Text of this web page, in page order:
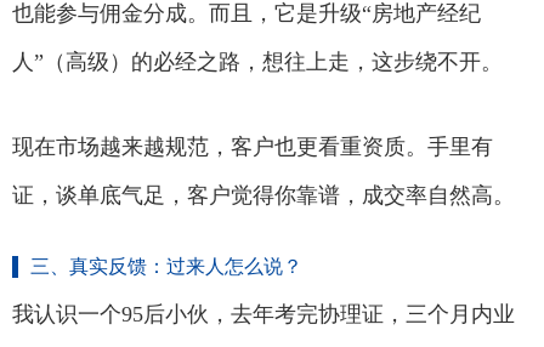
也能参与佣金分成。而且，它是升级“房地产经纪
人”（高级）的必经之路，想往上走，这步绕不开。
现在市场越来越规范，客户也更看重资质。手里有
证，谈单底气足，客户觉得你靠谱，成交率自然高。
三、真实反馈：过来人怎么说？
我认识一个95后小伙，去年考完协理证，三个月内业